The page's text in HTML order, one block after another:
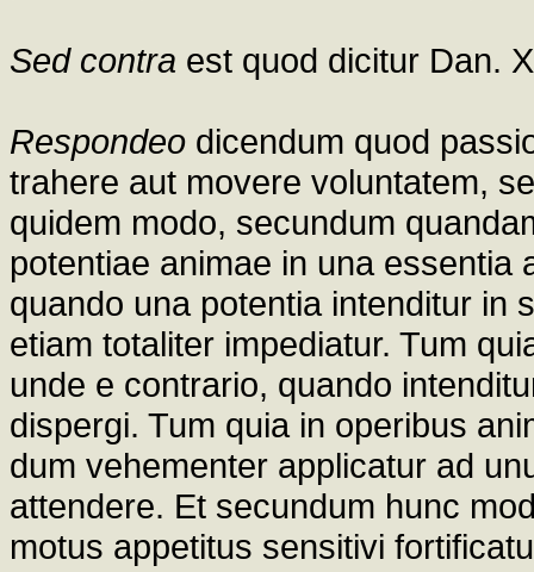
Sed contra est quod dicitur Dan.
Respondeo dicendum quod
trahere aut movere voluntatem,
quidem modo, secundum
potentiae animae in una essentia
quando una potentia intenditur in
etiam totaliter impediatur. Tum
unde e contrario, quando
dispergi. Tum quia in operibus
dum vehementer applicatur ad
attendere. Et secundum hunc
motus appetitus sensitivi